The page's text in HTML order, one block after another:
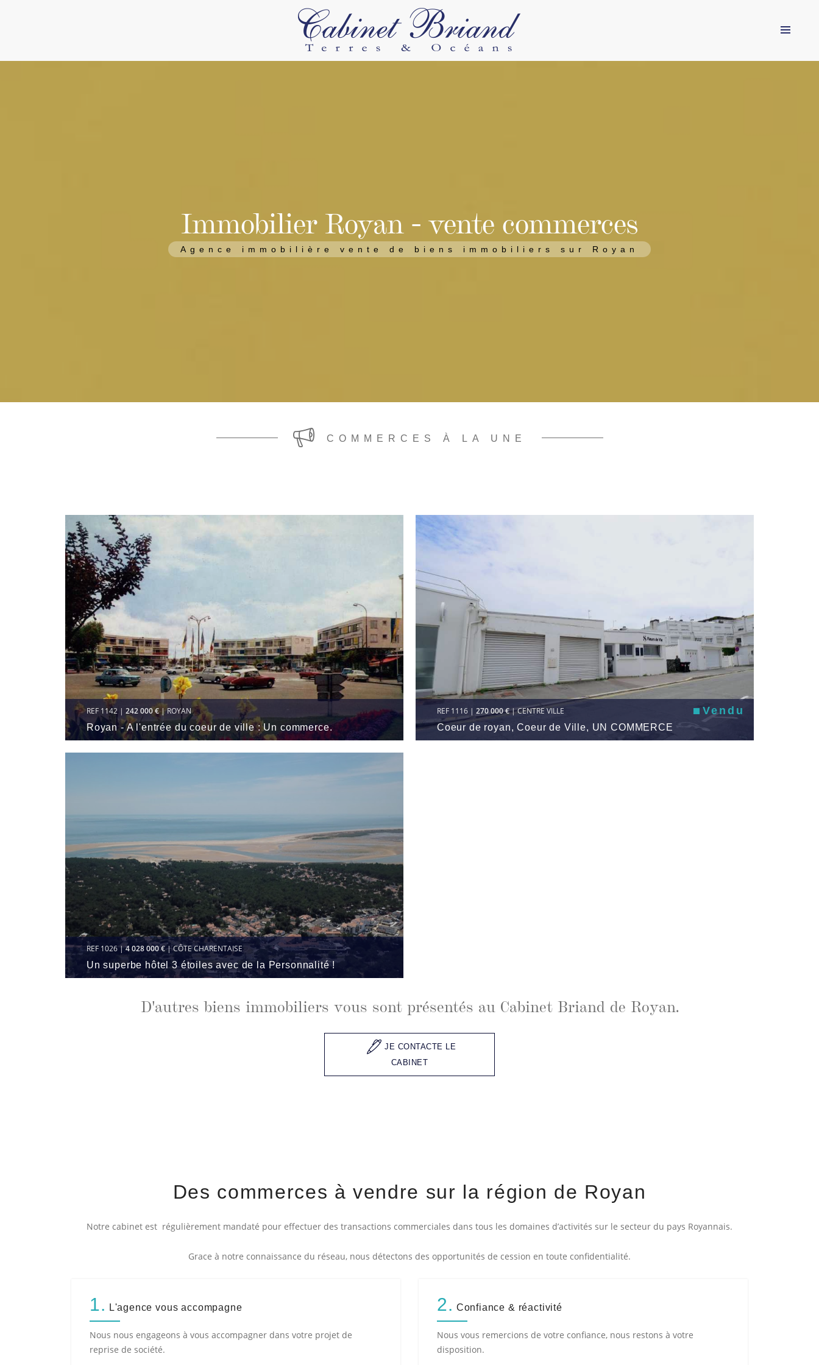
Contact
Immobilier Royan - vente commerces
Agence immobilière vente de biens immobiliers sur Royan
COMMERCES À LA UNE
REF 1142 | 242 000 €| ROYAN
Royan - A l'entrée du coeur de ville : Un commerce.
Vendu
REF 1116 | 270 000 €| CENTRE VILLE
Coeur de royan, Coeur de Ville, UN COMMERCE
REF 1026 |4 028 000 €| CÔTE CHARENTAISE
Un superbe hôtel 3 étoiles avec de la Personnalité !
D'autres biens immobiliers vous sont présentés au Cabinet Briand de Royan.
JE CONTACTE LE
CABINET
Des commerces à vendre sur la région de Royan
Notre cabinet est régulièrement mandaté pour effectuer des transactions commerciales dans tous les domaines d’activités sur le secteur du pays Royannais.
Grace à notre connaissance du réseau, nous détectons des opportunités de cession en toute confidentialité.
1. L'agence vous accompagne
Nous nous engageons à vous accompagner dans votre projet de
reprise de société.
2. Confiance & réactivité
Nous vous remercions de votre confiance, nous restons à votre
disposition.